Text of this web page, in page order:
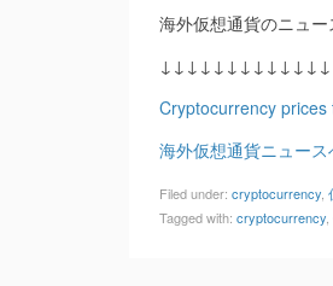
海外仮想通貨のニュー
Cryptocurrency
海外仮想通貨ニュース
Filed under: cryptocurrency
Tagged with: cryptocurrency